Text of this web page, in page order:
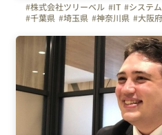
#株式会社ツリーベル #IT #システ
#千葉県 #埼玉県 #神奈川県 #大阪府